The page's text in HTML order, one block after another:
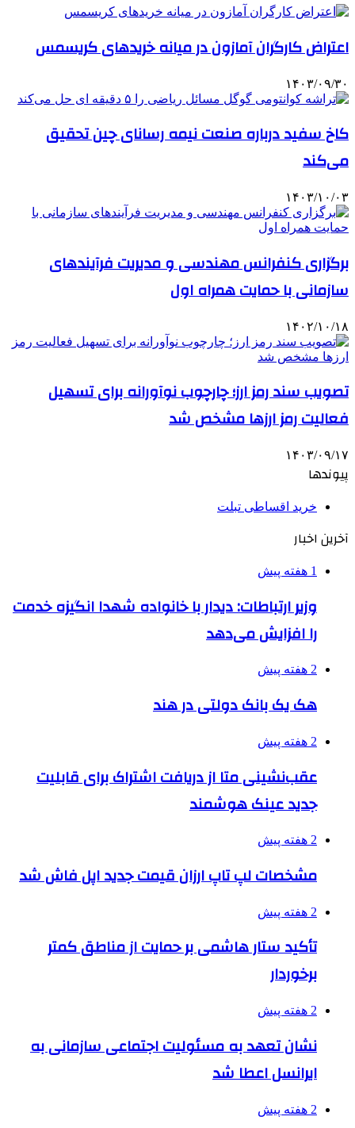
اعتراض کارگران آمازون در میانه خریدهای کریسمس
۱۴۰۳/۰۹/۳۰
کاخ سفید درباره صنعت نیمه رسانای چین تحقیق
می‌کند
۱۴۰۳/۱۰/۰۳
برگزاری کنفرانس مهندسی و مدیریت فرآیندهای
سازمانی با حمایت همراه اول
۱۴۰۲/۱۰/۱۸
تصویب سند رمز ارز؛ چارچوب نوآورانه برای تسهیل
فعالیت رمز ارزها مشخص شد
۱۴۰۳/۰۹/۱۷
پیوندها
خرید اقساطی تبلت
آخرین اخبار
1 هفته پیش
وزیر ارتباطات: دیدار با خانواده شهدا انگیزه خدمت
را افزایش می‌دهد
2 هفته پیش
هک یک بانک دولتی در هند
2 هفته پیش
عقب‌نشینی متا از دریافت اشتراک برای قابلیت
جدید عینک هوشمند
2 هفته پیش
مشخصات لپ تاپ ارزان قیمت جدید اپل فاش شد
2 هفته پیش
تأکید ستار هاشمی بر حمایت از مناطق کمتر
برخوردار
2 هفته پیش
نشان تعهد به مسئولیت اجتماعی سازمانی به
ایرانسل اعطا شد
2 هفته پیش